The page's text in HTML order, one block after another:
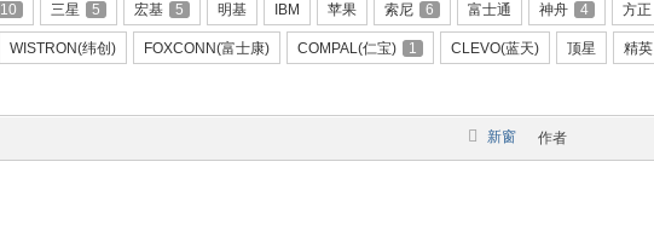
10 三星 5 宏基 5 明基 IBM 苹果 索尼 6 富士通 神舟 4 方正
WISTRON(纬创) FOXCONN(富士康) COMPAL(仁宝) 1 CLEVO(蓝天) 顶星 精英
新窗 作者